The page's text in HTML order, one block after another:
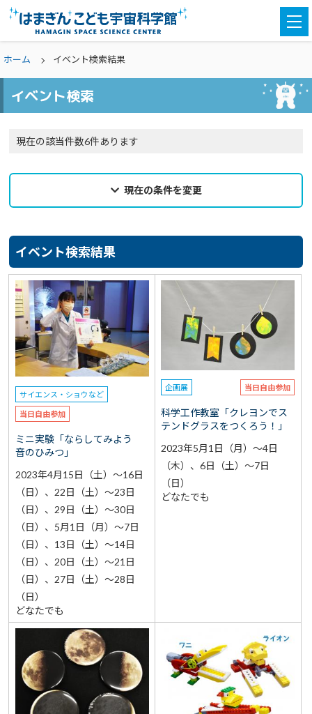
ホーム イベント検索結果
イベント検索
現在の該当件数6件あります
現在の条件を変更
カテゴリ
親子参加 選択なし
対象学年 どなたでも
予約 選択なし
参加費（入館料別途） 選択なし
再検索をする
イベント検索結果
サイエンス・ショウなど
当日自由参加
ミニ実験「ならしてみよう
音のひみつ」
2023年4月15日（土）～16日
（日）、22日（土）～23日
（日）、29日（土）～30日
（日）、5月1日（月）～7日
（日）、13日（土）～14日
（日）、20日（土）～21日
（日）、27日（土）～28日
（日）
どなたでも
企画展 当日自由参加
科学工作教室「クレヨンでス
テンドグラスをつくろう！」
2023年5月1日（月）～4日
（木）、6日（土）～7日
（日）
どなたでも